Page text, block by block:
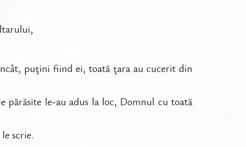
puţini fiind ei, toată ţara au cucerit din
părăsite le-au adus la loc, Domnul cu toată
scrie.